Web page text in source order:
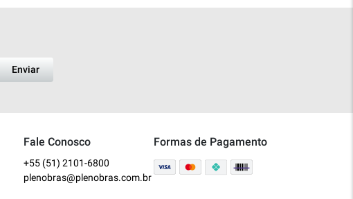
Enviar
Fale Conosco
+55 (51) 2101-6800
plenobras@plenobras.com.br
Formas de Pagamento